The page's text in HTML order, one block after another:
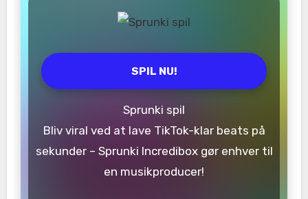
SPIL NU!
Sprunki spil
Bliv viral ved at lave TikTok-klar beats på
sekunder – Sprunki Incredibox gør enhver til
en musikproducer!